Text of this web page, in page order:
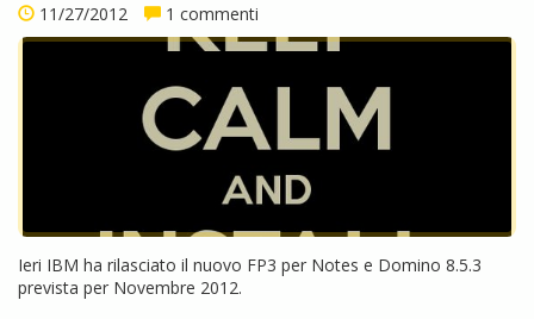
11/27/2012 1 commenti
Ieri IBM ha rilasciato il nuovo FP3 per Notes e Domino 8.5.3
prevista per Novembre 2012.